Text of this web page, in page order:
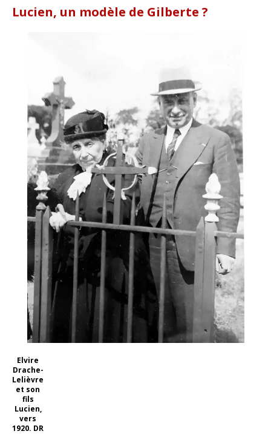
Lucien, un modèle de Gilberte ?
Elvire
Drache-
Lelièvre
et son
fils
Lucien,
vers
1920. DR